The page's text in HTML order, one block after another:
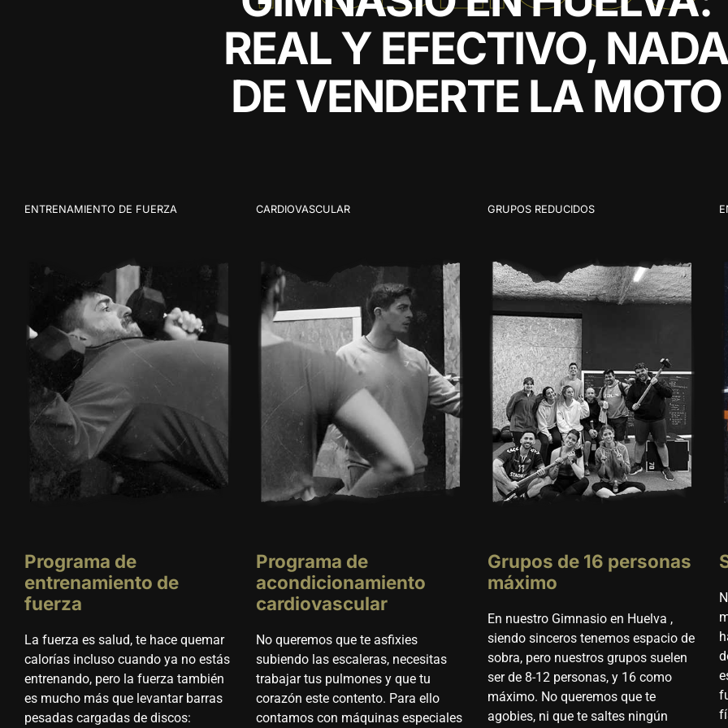
REAL Y EFECTIVO, NADA
DE VENDERTE LA MOTO
ENTRENAMIENTO DE FUERZA
Programa de
entrenamiento de
fuerza
La fuerza es salud, te hace quemar
calorías incluso cuando ya no estás
entrenando, pero la fuerza también
es mucho más que levantar barras
pesadas cargadas de discos:
CARDIOVASCULAR
Programa de
acondicionamiento
cardiovascular
No queremos que te asfixies
subiendo las escaleras, necesitas
trabajar tus pulmones y que tu
corazón este contento. Para ello
contamos con máquinas especiales
GRUPOS REDUCIDOS
Grupos de 16 personas
máximo
En nuestro Gimnasio en Huelva ,
siendo sinceros tenemos espacio de
sobra, pero nuestros grupos suelen
ser de 8-12 personas, y 16 como
máximo. No queremos que te
agobies, ni que te saltes ningún